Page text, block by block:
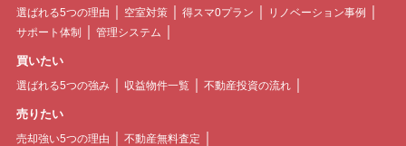
選ばれる5つの理由 空室対策 得スマ0プラン
リノベーション事例
サポート体制
管理システム
買いたい
選ばれる5つの強み 収益物件一覧 不動産投資の流れ
売りたい
売却強い5つの理由 不動産無料査定